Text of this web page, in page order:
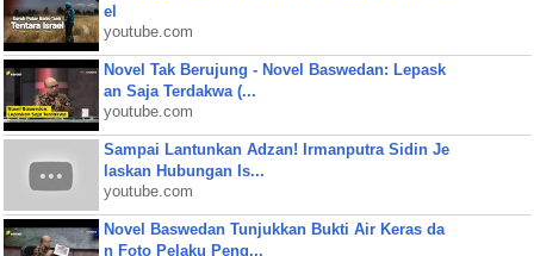
el
youtube.com
Novel Tak Berujung - Novel Baswedan: Lepask
an Saja Terdakwa (...
youtube.com
Sampai Lantunkan Adzan! Irmanputra Sidin Je
laskan Hubungan Is...
youtube.com
Novel Baswedan Tunjukkan Bukti Air Keras da
n Foto Pelaku Peng...